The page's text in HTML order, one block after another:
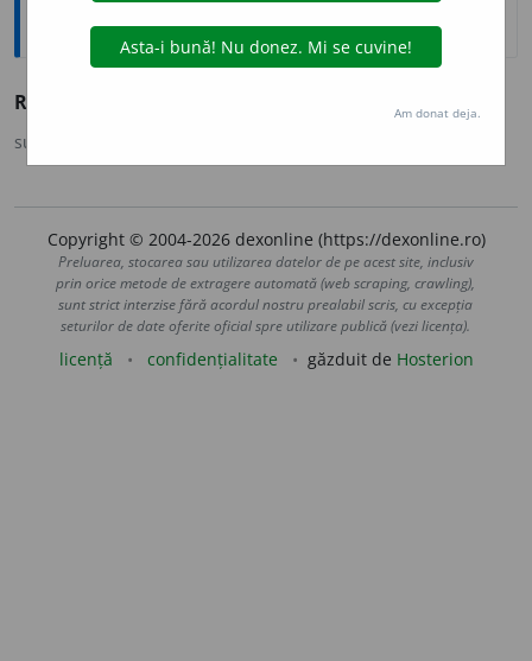
Sinonime
RISC
sursa:
Copyright © 2004-2026 dexonline (https://dexonline.ro)
Preluarea, stocarea sau utilizarea datelor de pe acest site, inclusiv
prin orice metode de extragere automată (web scraping, crawling),
sunt strict interzise fără acordul nostru prealabil scris, cu excepția
seturilor de date oferite oficial spre utilizare publică (vezi licența).
licență confidențialitate găzduit de Hosterion
Am donat deja.